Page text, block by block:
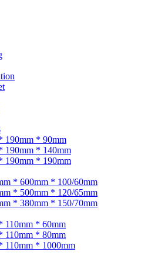
190mm * 90mm
190mm * 140mm
190mm * 190mm
* 600mm * 100/60mm
* 500mm * 120/65mm
* 380mm * 150/70mm
110mm * 60mm
110mm * 80mm
110mm * 1000mm